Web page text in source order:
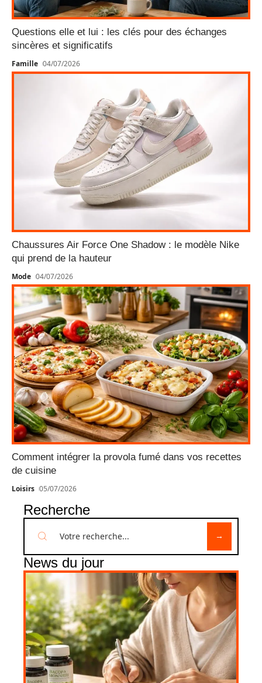
Questions elle et lui : les clés pour des échanges
sincères et significatifs
Famille 04/07/2026
Chaussures Air Force One Shadow : le modèle Nike
qui prend de la hauteur
Mode 04/07/2026
Comment intégrer la provola fumé dans vos recettes
de cuisine
Loisirs 05/07/2026
Recherche
News du jour